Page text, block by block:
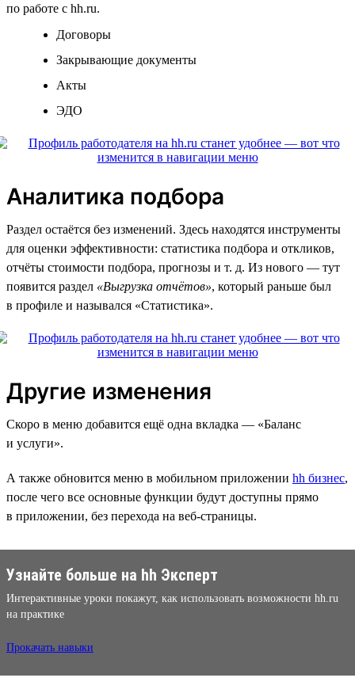
по работе с hh.ru.
Договоры
Закрывающие документы
Акты
ЭДО
Аналитика подбора
Раздел остаётся без изменений. Здесь находятся инструменты
для оценки эффективности: статистика подбора и откликов,
отчёты стоимости подбора, прогнозы и т. д. Из нового — тут
появится раздел «Выгрузка отчётов», который раньше был
в профиле и назывался «Статистика».
Другие изменения
Скоро в меню добавится ещё одна вкладка — «Баланс
и услуги».
А также обновится меню в мобильном приложении hh бизнес,
после чего все основные функции будут доступны прямо
в приложении, без перехода на веб-страницы.
Узнайте больше на hh Эксперт
Интерактивные уроки покажут, как использовать возможности hh.ru
на практике
Прокачать навыки